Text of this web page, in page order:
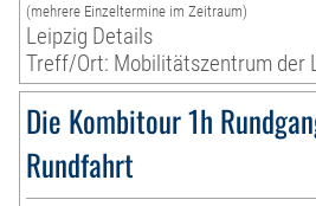
(mehrere Einzeltermine im Zeitraum)
Leipzig Details
Treff/Ort: Mobilitätszentrum der
Die Kombitour 1h
Rundfahrt